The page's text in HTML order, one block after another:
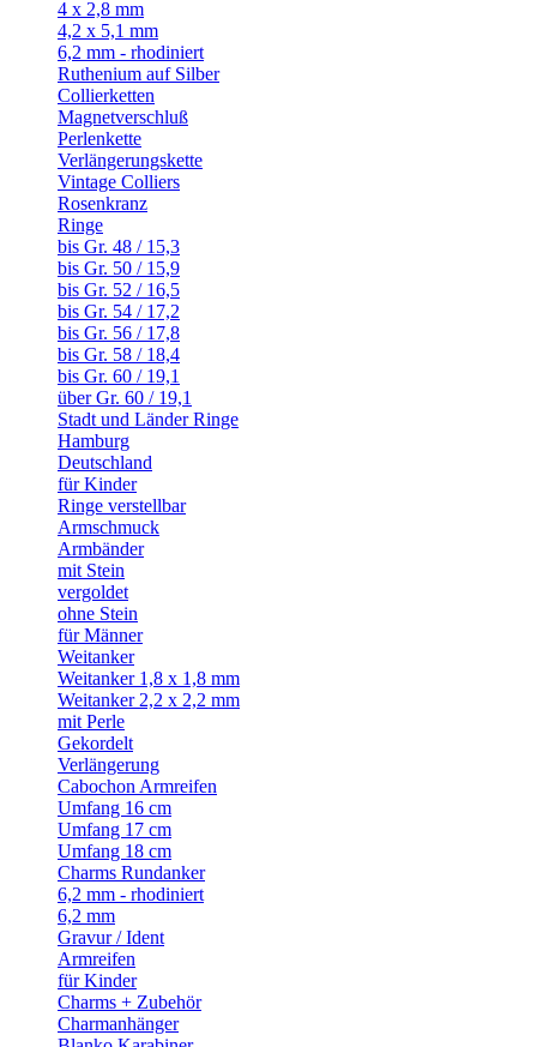
4 x 2,8 mm
4,2 x 5,1 mm
6,2 mm - rhodiniert
Ruthenium auf Silber
Collierketten
Magnetverschluß
Perlenkette
Verlängerungskette
Vintage Colliers
Rosenkranz
Ringe
bis Gr. 48 / 15,3
bis Gr. 50 / 15,9
bis Gr. 52 / 16,5
bis Gr. 54 / 17,2
bis Gr. 56 / 17,8
bis Gr. 58 / 18,4
bis Gr. 60 / 19,1
über Gr. 60 / 19,1
Stadt und Länder Ringe
Hamburg
Deutschland
für Kinder
Ringe verstellbar
Armschmuck
Armbänder
mit Stein
vergoldet
ohne Stein
für Männer
Weitanker
Weitanker 1,8 x 1,8 mm
Weitanker 2,2 x 2,2 mm
mit Perle
Gekordelt
Verlängerung
Cabochon Armreifen
Umfang 16 cm
Umfang 17 cm
Umfang 18 cm
Charms Rundanker
6,2 mm - rhodiniert
6,2 mm
Gravur / Ident
Armreifen
für Kinder
Charms + Zubehör
Charmanhänger